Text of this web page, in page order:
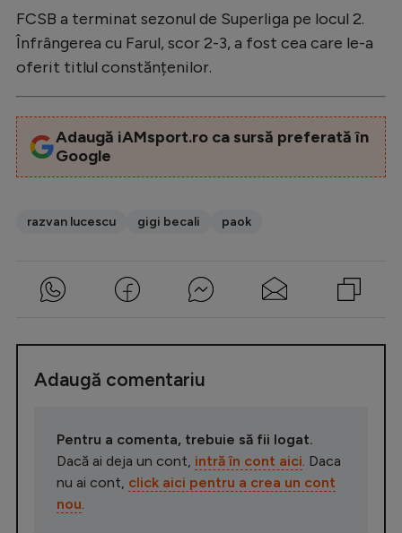
Alte sporturi
JO 2024
JO 2026
Creează cont
FCSB a terminat sezonul de Superliga pe locul 2.
Înfrângerea cu Farul, scor 2-3, a fost cea care le-a
oferit titlul constănțenilor.
Adaugă iAMsport.ro ca sursă preferată în
Google
razvan lucescu gigi becali paok
Adaugă comentariu
Pentru a comenta, trebuie să fii logat.
Dacă ai deja un cont, intră în cont aici . Daca
nu ai cont, click aici pentru a crea un cont
nou